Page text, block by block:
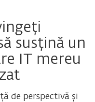
susțină un
IT mereu
de perspectivă și